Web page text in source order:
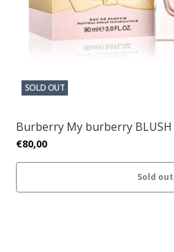
SOLD OUT
Burberry My burberry BLUSH
€80,00
Sold out